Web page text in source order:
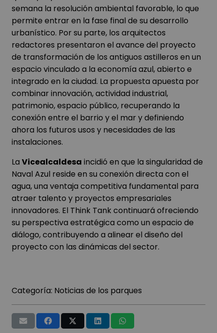
semana la resolución ambiental favorable, lo que
permite entrar en la fase final de su desarrollo
urbanístico. Por su parte, los arquitectos
redactores presentaron el avance del proyecto
de transformación de los antiguos astilleros en un
espacio vinculado a la economía azul, abierto e
integrado en la ciudad. La propuesta apuesta por
combinar innovación, actividad industrial,
patrimonio, espacio público, recuperando la
conexión entre el barrio y el mar y definiendo
ahora los futuros usos y necesidades de las
instalaciones.
La Vicealcaldesa incidió en que la singularidad de
Naval Azul reside en su conexión directa con el
agua, una ventaja competitiva fundamental para
atraer talento y proyectos empresariales
innovadores. El Think Tank continuará ofreciendo
su perspectiva estratégica como un espacio de
diálogo, contribuyendo a alinear el diseño del
proyecto con las dinámicas del sector.
Categoría: Noticias de los parques